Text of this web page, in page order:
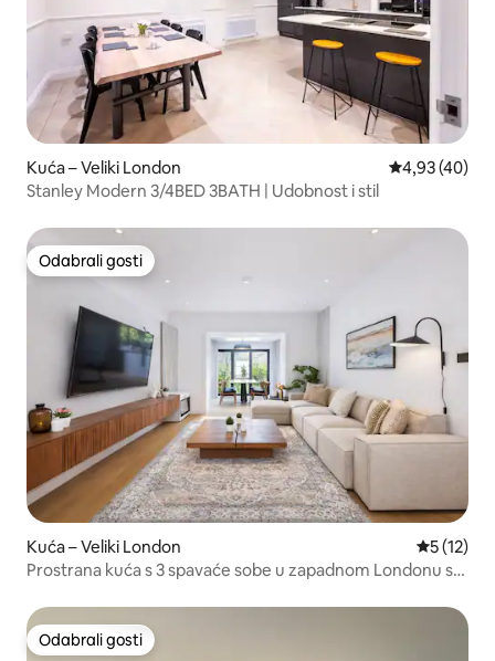
Kuća – Veliki London Prosječna
4,93 (40)
Stanley Modern 3/4BED 3BATH | Udobnost i stil
Odabrali gosti
Odabrali gosti
Kuća – Veliki London Prosječna
5 (12)
Prostrana kuća s 3 spavaće sobe u zapadnom Londonu s
Odabrali gosti
Odabrali gosti